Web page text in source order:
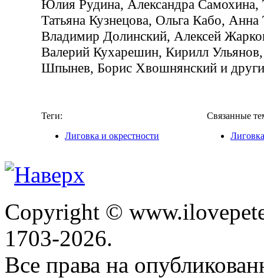
Юлия Рудина, Александра Самохина,
Татьяна Кузнецова, Ольга Кабо, Анна
Владимир Долинский, Алексей
Валерий Кухарешин, Кирилл
Шпынев, Борис Хвошнянский и
Теги:
Лиговка и окрестности
Связанные
Copyright ©
1703-2026.
Все права на